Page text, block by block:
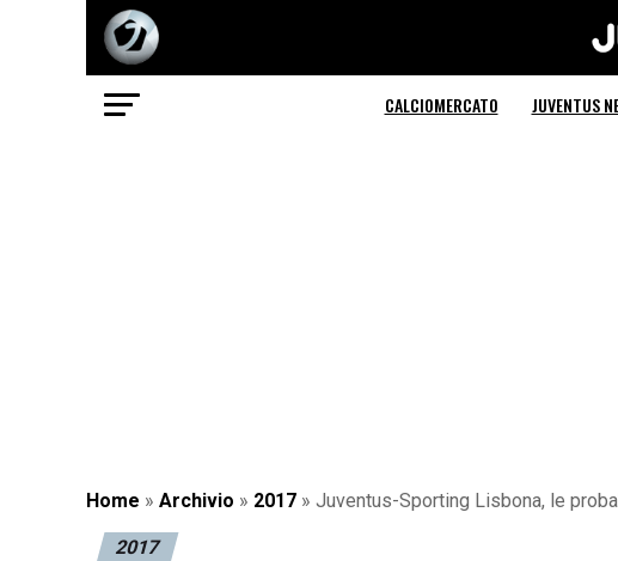
CALCIOMERCATO JUVENTUS
Home » Archivio » 2017 » Juventus-Sporting Lisbona, le
2017